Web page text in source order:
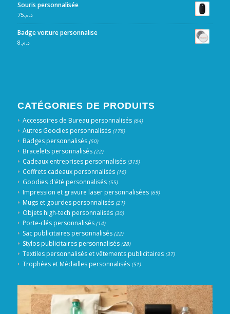
Souris personnalisée
د.م.75
Badge voiture personnalise
د.م.8
CATÉGORIES DE PRODUITS
Accessoires de Bureau personnalisés (64)
Autres Goodies personnalisés (178)
Badges personnalisés (50)
Bracelets personnalisés (22)
Cadeaux entreprises personnalisés (315)
Coffrets cadeaux personnalisés (16)
Goodies d'été personnalisés (55)
Impression et gravure laser personnalisées (69)
Mugs et gourdes personnalisés (21)
Objets high-tech personnalisés (30)
Porte-clés personnalisés (14)
Sac publicitaires personnalisés (22)
Stylos publicitaires personnalisés (28)
Textiles personnalisés et vêtements publicitaires (37)
Trophées et Médailles personnalisés (51)